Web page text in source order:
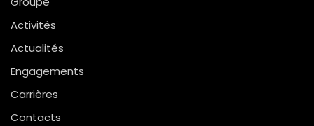
Activités
Actualités
Engagements
Carrières
Contacts